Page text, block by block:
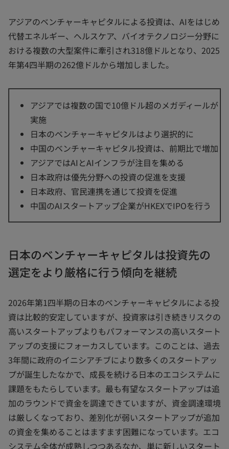
アジアのベンチャーキャピタルによる投資は、AIをはじめ
代替エネルギー、ヘルスケア、バイオテクノロジー分野に
おける複数の大型案件に牽引され318億ドルとなり、2025
年第4四半期の262億ドルから増加しました。
アジアでは複数の国で10億ドル超のメガディールが
実施
日本のベンチャーキャピタルはより選択的に
中国のベンチャーキャピタル投資は、前期比で増加
アジアではAIとAIインフラが注目を集める
日本政府は優先分野への投資の促進を支援
日本政府、官民連携を通じて投資を促進
中国のAIスタートアップ企業がHKEXでIPOを行う
日本のベンチャーキャピタルは投資先の
選定をより厳格に行う傾向を継続
2026年第1四半期の日本のベンチャーキャピタルによる投
資は比較的安定していますが、投資家は引き続きリスクの
高いスタートアップよりもパフォーマンスの高いスタート
アップの支援にフォーカスしています。このことは、過去
3年間に政府のイニシアチブにより数多くのスタートアッ
プが誕生したなかで、成長を続ける日本のエコシステムに
課題をもたらしています。最も有望なスタートアップは追
加のラウンドで資金を調達できていますが、資金調達環境
は厳しくなっており、差別化が弱いスタートアップが追加
の資金を集めることはますます困難になっています。エコ
システム全体が成熟しつつあるなか、単に新しいスタート